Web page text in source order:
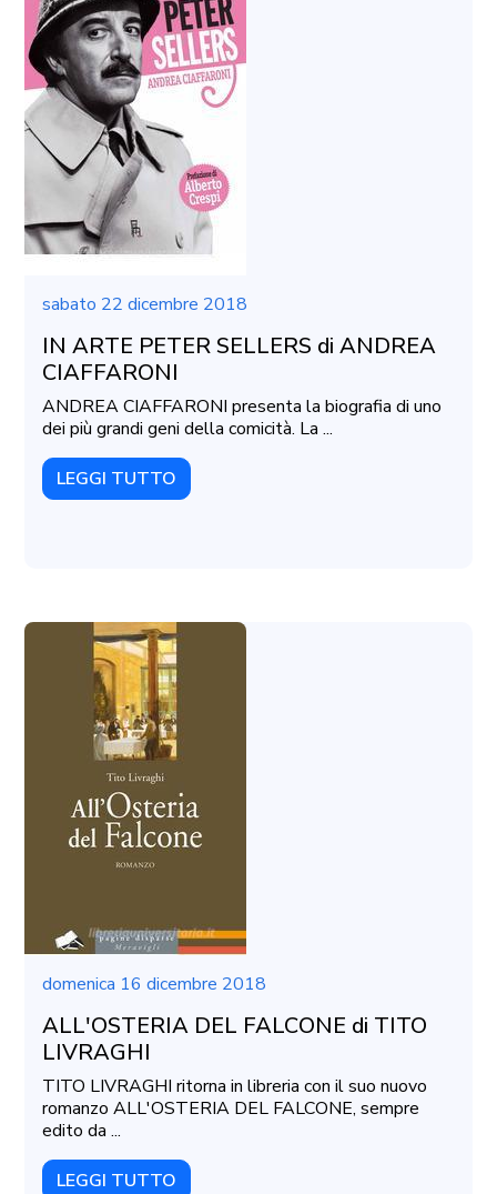
sabato 22 dicembre 2018
IN ARTE PETER SELLERS di ANDREA
CIAFFARONI
ANDREA CIAFFARONI presenta la biografia di uno
dei più grandi geni della comicità. La ...
LEGGI TUTTO
domenica 16 dicembre 2018
ALL'OSTERIA DEL FALCONE di TITO
LIVRAGHI
TITO LIVRAGHI ritorna in libreria con il suo nuovo
romanzo ALL'OSTERIA DEL FALCONE, sempre
edito da ...
LEGGI TUTTO